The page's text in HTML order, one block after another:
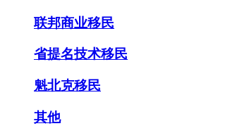
联邦商业移民
省提名技术移民
魁北克移民
其他